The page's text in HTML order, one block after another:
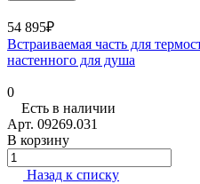
54 895₽
Встраиваемая часть для
настенного для душа
0
Есть в наличии
Арт. 09269.031
В корзину
Назад к списку